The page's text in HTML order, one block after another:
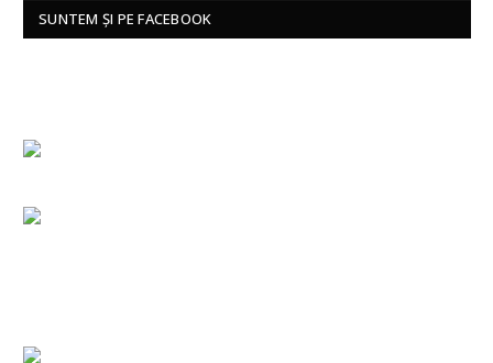
SUNTEM ȘI PE FACEBOOK